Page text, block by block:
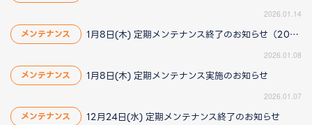
2026.01.14
メンテナンス 1月8日(木) 定期メンテナンス終了のお知らせ（2026/1/8更新）
2026.01.08
メンテナンス 1月8日(木) 定期メンテナンス実施のお知らせ
2026.01.07
メンテナンス 12月24日(水) 定期メンテナンス終了のお知らせ